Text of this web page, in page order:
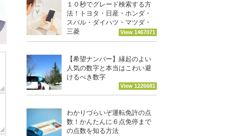
１０秒でグレード検索する方
法！トヨタ・日産・ホンダ・
スバル・ダイハツ・マツダ・
三菱
View 1467071
【希望ナンバー】縁起のよい
人気の数字と本当はこわい避
けるべき数字
View 1226681
わかりづらいぞ運転免許の点
数！かんたんに６点免停まで
の点数を知る方法